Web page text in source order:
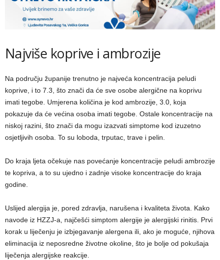
Najviše koprive i ambrozije
Na području županije trenutno je najveća koncentracija peludi
koprive, i to 7.3, što znači da će sve osobe alergične na koprivu
imati tegobe. Umjerena količina je kod ambrozije, 3.0, koja
pokazuje da će većina osoba imati tegobe. Ostale koncentracije na
niskoj razini, što znači da mogu izazvati simptome kod izuzetno
osjetljivih osoba. To su loboda, trputac, trave i pelin.
Do kraja ljeta očekuje nas povećanje koncentracije peludi ambrozije
te kopriva, a to su ujedno i zadnje visoke koncentracije do kraja
godine.
Uslijed alergija je, pored zdravlja, narušena i kvaliteta života. Kako
navode iz HZZJ-a, najčešći simptom alergije je alergijski rinitis. Prvi
korak u liječenju je izbjegavanje alergena ili, ako je moguće, njihova
eliminacija iz neposredne životne okoline, što je bolje od pokušaja
liječenja alergijske reakcije.